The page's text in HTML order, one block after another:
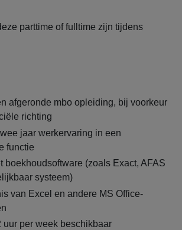
parttime of fulltime zijn tijdens
afgeronde mbo opleiding, bij voorkeur
richting
jaar werkervaring in een
functie
boekhoudsoftware (zoals Exact, AFAS
systeem)
van Excel en andere MS Office-
uur per week beschikbaar